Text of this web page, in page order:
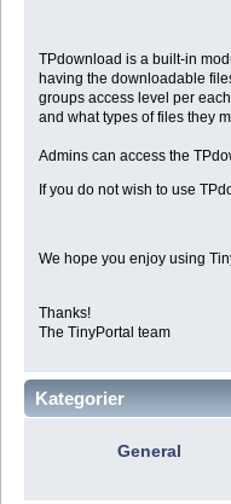
TPdownload is a built-in
having the downloadable
groups access level per
and what types of files they
Admins can access the
If you do not wish to use
We hope you enjoy using
Thanks!
The TinyPortal team
Kategorier
General